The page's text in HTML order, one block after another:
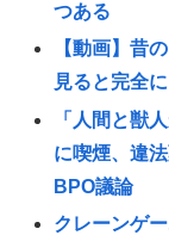
つある
【動画】昔
見ると完全
「人間と獣
に喫煙、違
BPO議論
クレーンゲ